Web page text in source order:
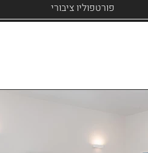
פורטפוליו ציבורי